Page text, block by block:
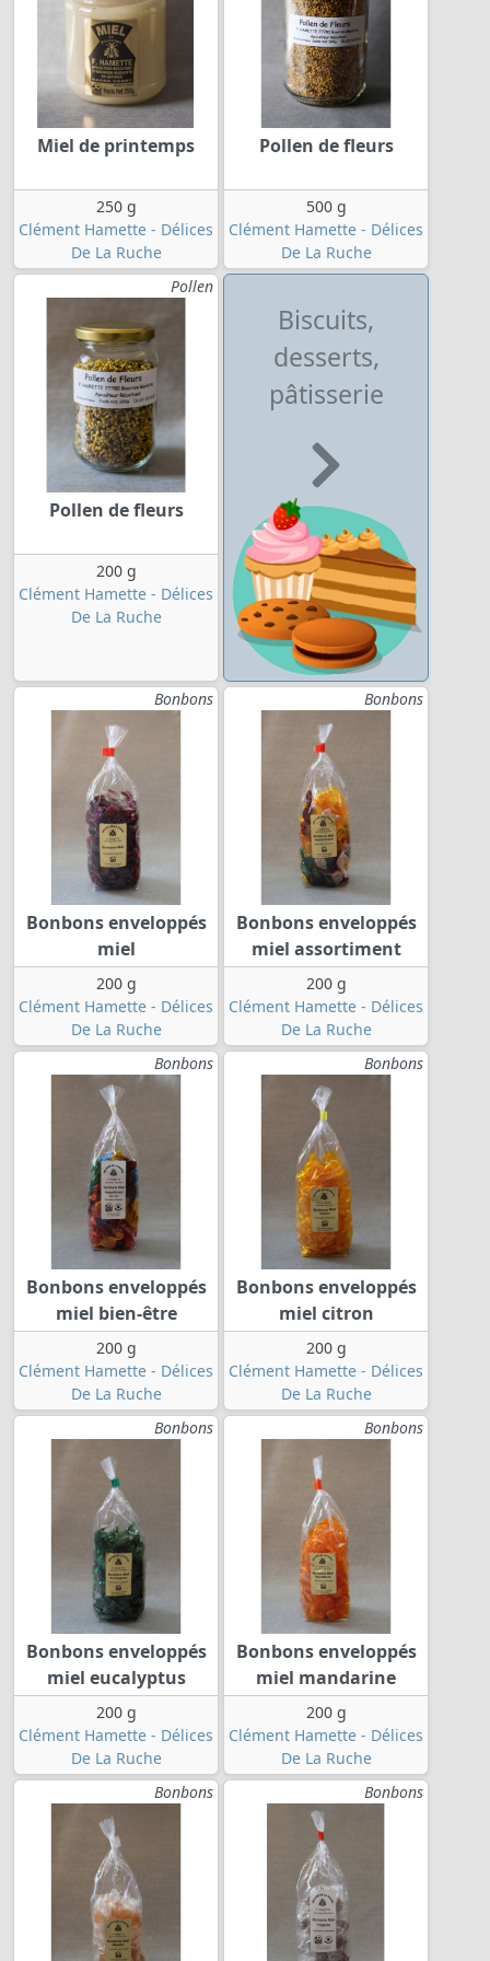
Miel de printemps
250 g
Clément Hamette - Délices
De La Ruche
Pollen de fleurs
500 g
Clément Hamette - Délices
De La Ruche
Pollen
Pollen de fleurs
200 g
Clément Hamette - Délices
De La Ruche
Biscuits,
desserts,
pâtisserie
Bonbons
Bonbons enveloppés
miel
200 g
Clément Hamette - Délices
De La Ruche
Bonbons
Bonbons enveloppés
miel assortiment
200 g
Clément Hamette - Délices
De La Ruche
Bonbons
Bonbons enveloppés
miel bien-être
200 g
Clément Hamette - Délices
De La Ruche
Bonbons
Bonbons enveloppés
miel citron
200 g
Clément Hamette - Délices
De La Ruche
Bonbons
Bonbons enveloppés
miel eucalyptus
200 g
Clément Hamette - Délices
De La Ruche
Bonbons
Bonbons enveloppés
miel mandarine
200 g
Clément Hamette - Délices
De La Ruche
Bonbons
Bonbons